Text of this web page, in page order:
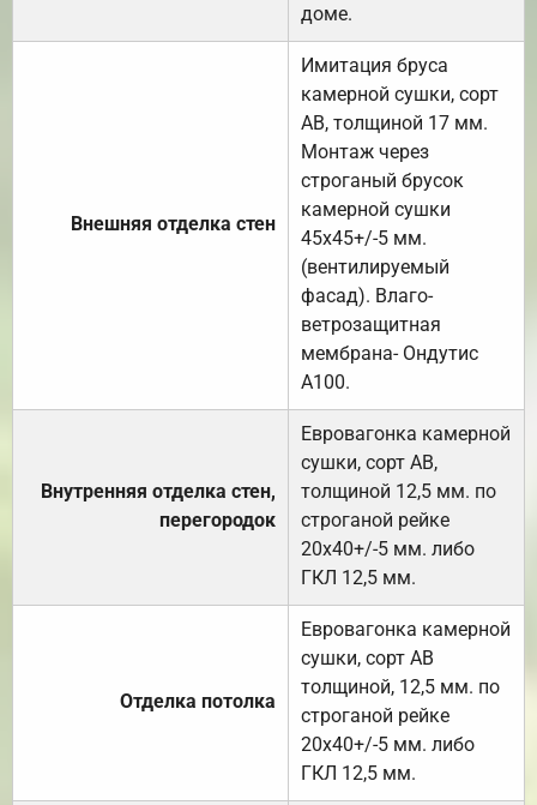
доме.
Внешняя отделка стен
Имитация бруса
камерной сушки, сорт
АВ, толщиной 17 мм.
Монтаж через
строганый брусок
камерной сушки
45х45+/-5 мм.
(вентилируемый
фасад). Влаго-
ветрозащитная
мембрана- Ондутис
А100.
Внутренняя отделка стен,
перегородок
Евровагонка камерной
сушки, сорт АВ,
толщиной 12,5 мм. по
строганой рейке
20х40+/-5 мм. либо
ГКЛ 12,5 мм.
Отделка потолка
Евровагонка камерной
сушки, сорт АВ
толщиной, 12,5 мм. по
строганой рейке
20х40+/-5 мм. либо
ГКЛ 12,5 мм.